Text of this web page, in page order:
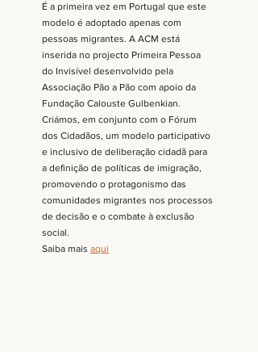
É a primeira vez em Portugal que este
modelo é adoptado apenas com
pessoas migrantes. A ACM está
inserida no projecto Primeira Pessoa
do Invisível desenvolvido pela
Associação Pão a Pão com apoio da
Fundação Calouste Gulbenkian.
Criámos, em conjunto com o Fórum
dos Cidadãos, um modelo participativo
e inclusivo de deliberação cidadã para
a definição de políticas de imigração,
promovendo o protagonismo das
comunidades migrantes nos processos
de decisão e o combate à exclusão
social.
Saiba mais aqui